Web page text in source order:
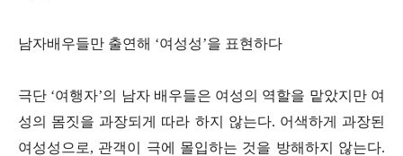
남자배우들만 출연해 ‘여성성’을 표현하다
극단 ‘여행자’의 남자 배우들은 여성의 역할을 맡았지만 여
성의 몸짓을 과장되게 따라 하지 않는다. 어색하게 과장된
여성성으로, 관객이 극에 몰입하는 것을 방해하지 않는다.